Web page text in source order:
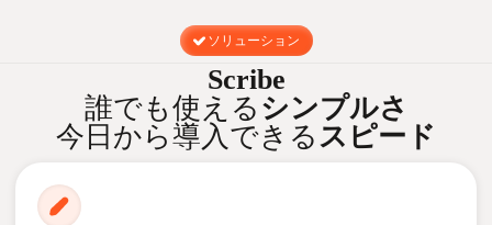
ソリューション
Scribe
誰でも使える シンプルさ
今日から導入できるスピード